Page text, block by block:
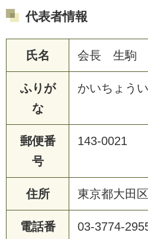
代表者情報
氏名 会長 生駒
ふりが
な
かいちょう
郵便番
号
143-0021
住所 東京都大田
電話番
03-3774-